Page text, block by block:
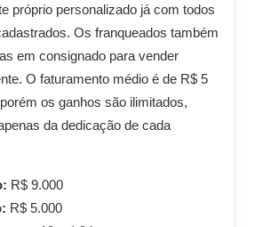
próprio personalizado já com todos
Os franqueados também
em consignado para vender
O faturamento médio é de R$ 5
os ganhos são ilimitados,
da dedicação de cada
R$ 9.000
R$ 5.000